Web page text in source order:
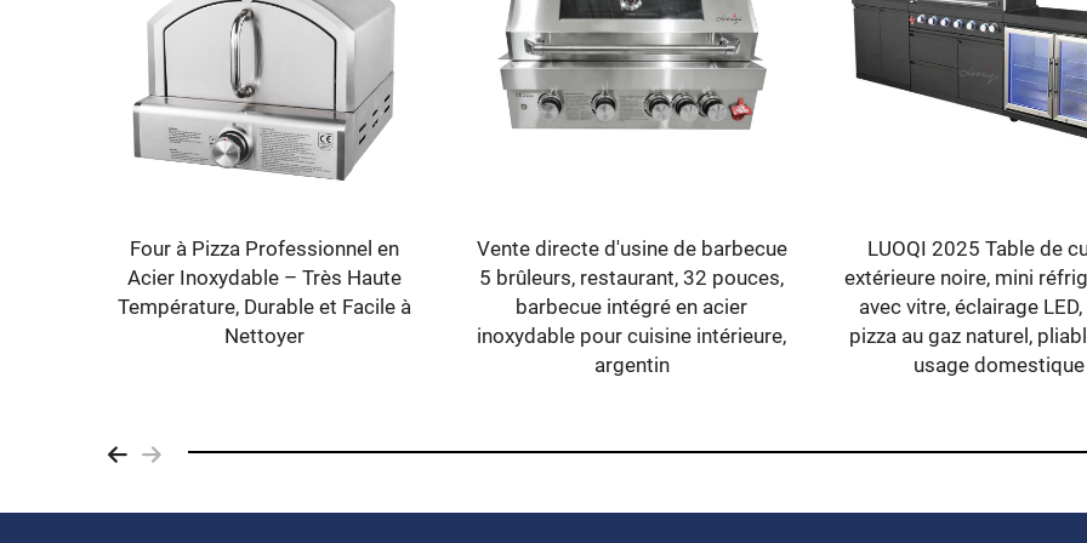
LQ-KB8 Chauffage extérieur au
gaz
LQ-KB4A Chauffage extérieur au
gaz
Four à Pizza
Acier Inoxydable – Très
Température, Durable et
Nettoyer